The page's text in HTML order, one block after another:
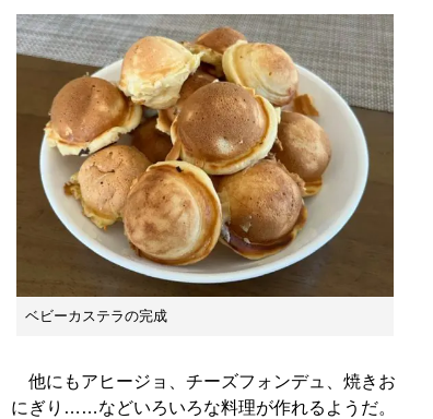
ベビーカステラの完成
他にもアヒージョ、チーズフォンデュ、焼きお
にぎり……などいろいろな料理が作れるようだ。